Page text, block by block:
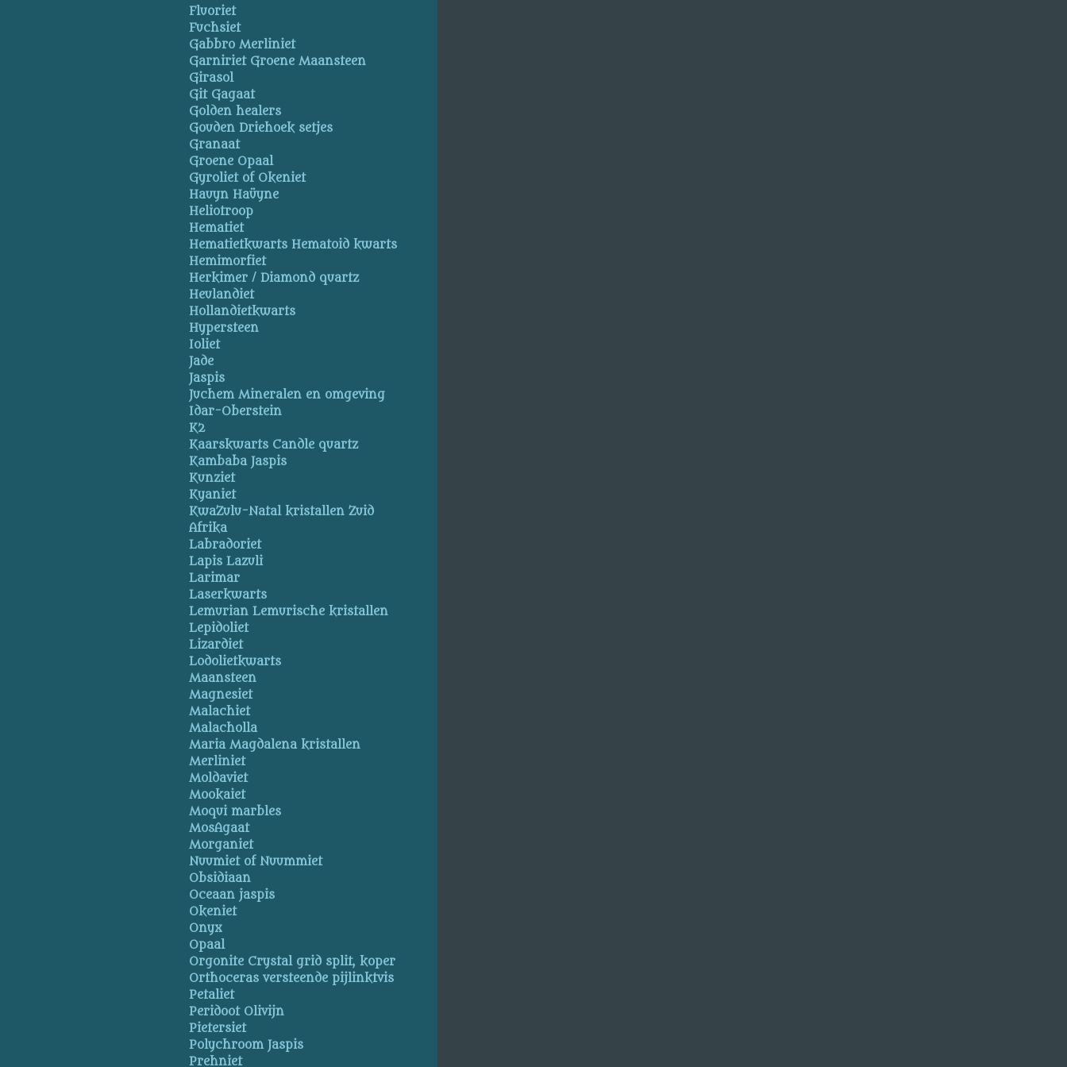
Fluoriet
Fuchsiet
Gabbro Merliniet
Garniriet Groene Maansteen
Girasol
Git Gagaat
Golden healers
Gouden Driehoek setjes
Granaat
Groene Opaal
Gyroliet of Okeniet
Hauyn Haüyne
Heliotroop
Hematiet
Hematietkwarts Hematoid kwarts
Hemimorfiet
Herkimer / Diamond quartz
Heulandiet
Hollandietkwarts
Hypersteen
Ioliet
Jade
Jaspis
Juchem Mineralen en omgeving
Idar-Oberstein
K2
Kaarskwarts Candle quartz
Kambaba Jaspis
Kunziet
Kyaniet
KwaZulu-Natal kristallen Zuid
Afrika
Labradoriet
Lapis Lazuli
Larimar
Laserkwarts
Lemurian Lemurische kristallen
Lepidoliet
Lizardiet
Lodolietkwarts
Maansteen
Magnesiet
Malachiet
Malacholla
Maria Magdalena kristallen
Merliniet
Moldaviet
Mookaiet
Moqui marbles
MosAgaat
Morganiet
Nuumiet of Nuummiet
Obsidiaan
Oceaan jaspis
Okeniet
Onyx
Opaal
Orgonite Crystal grid split, koper
Orthoceras versteende pijlinktvis
Petaliet
Peridoot Olivijn
Pietersiet
Polychroom Jaspis
Prehniet